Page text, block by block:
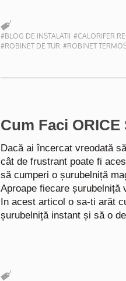
#BLOG DE INSTALATII #CALORIFER
#ROBINET DE TUR #ROBINET
Cum Faci
Dacă ai încercat vreodată
cât de frustrant poate fi
să cumperi o șurubelniță
Aproape fiecare șurubelniță
In acest articol o sa-ti arăt
șurubelniță instant și să o